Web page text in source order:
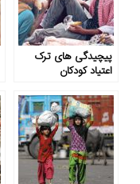
پیچیدگی های ترک
اعتیاد کودکان